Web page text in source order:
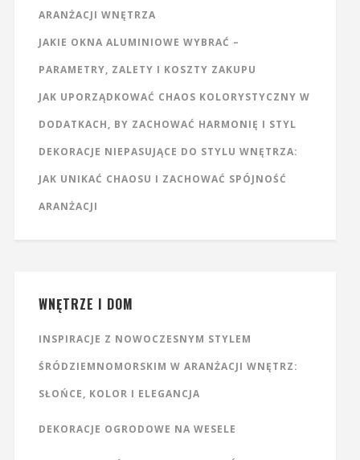
ARANŻACJI WNĘTRZA
JAKIE OKNA ALUMINIOWE WYBRAĆ –
PARAMETRY, ZALETY I KOSZTY ZAKUPU
JAK UPORZĄDKOWAĆ CHAOS KOLORYSTYCZNY W
DODATKACH, BY ZACHOWAĆ HARMONIĘ I STYL
DEKORACJE NIEPASUJĄCE DO STYLU WNĘTRZA:
JAK UNIKAĆ CHAOSU I ZACHOWAĆ SPÓJNOŚĆ
ARANŻACJI
WNĘTRZE I DOM
INSPIRACJE Z NOWOCZESNYM STYLEM
ŚRÓDZIEMNOMORSKIM W ARANŻACJI WNĘTRZ:
SŁOŃCE, KOLOR I ELEGANCJA
DEKORACJE OGRODOWE NA WESELE